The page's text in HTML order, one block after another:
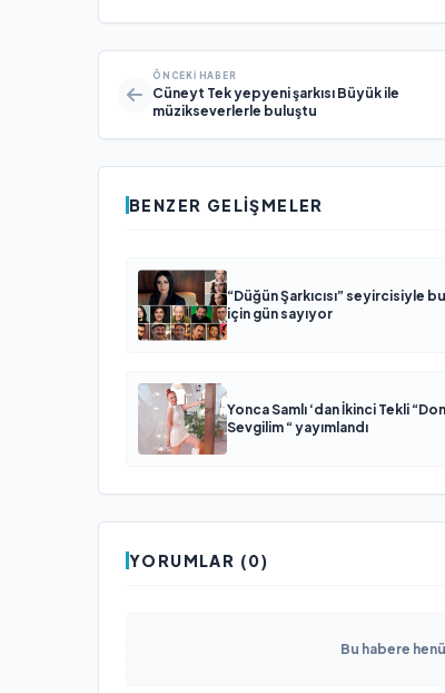
ÖNCEKI HABER
Cüneyt Tek yepyeni şarkısı Büyük ile
müzikseverlerle buluştu
BENZER GELIŞMELER
“Düğün Şarkıcısı” seyircisiyle
için gün sayıyor
Yonca Samlı ‘dan İkinci Tekli
Sevgilim “ yayımlandı
YORUMLAR (0)
Bu habere